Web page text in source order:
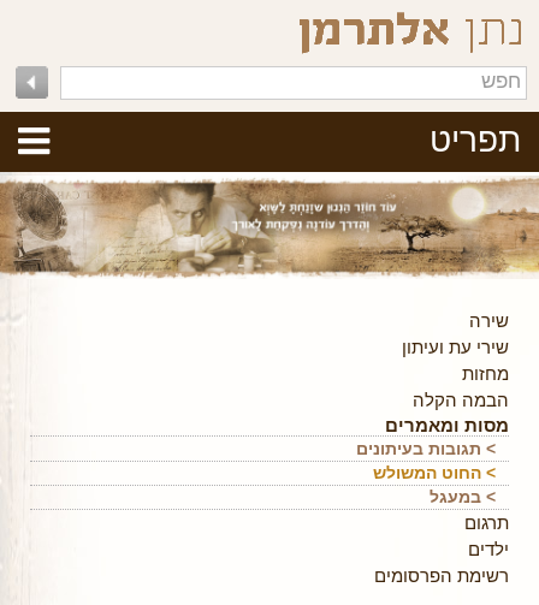
תפריט
שירה
שירי עת ועיתון
מחזות
הבמה הקלה
מסות ומאמרים
> תגובות בעיתונים
> החוט המשולש
> במעגל
תרגום
ילדים
רשימת הפרסומים